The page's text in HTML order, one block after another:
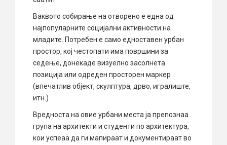
Ваквото собирање на отворено е една од
најпопуларните социјални активности на
младите. Потребен е само едноставен урбан
простор, кој честопати има површини за
седење, донекаде визуелно засолнета
позиција или одреден просторен маркер
(впечатлив објект, скулптура, дрво, игралиште,
итн.)
Вредноста на овие урбани места ја препознаа
група на архитекти и студенти по архитектура,
кои успеаа да ги мапираат и документираат во